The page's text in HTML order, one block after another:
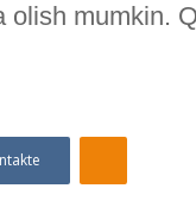
olish mumkin.
Odnoklassniki